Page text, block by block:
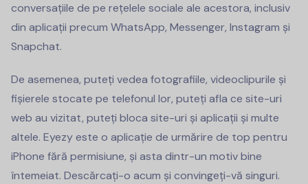
conversațiile de pe rețelele sociale ale acestora, inclusiv
din aplicații precum WhatsApp, Messenger, Instagram și
Snapchat.
De asemenea, puteți vedea fotografiile, videoclipurile și
fișierele stocate pe telefonul lor, puteți afla ce site-uri
web au vizitat, puteți bloca site-uri și aplicații și multe
altele. Eyezy este o aplicație de urmărire de top pentru
iPhone fără permisiune, și asta dintr-un motiv bine
întemeiat. Descărcați-o acum și convingeți-vă singuri.